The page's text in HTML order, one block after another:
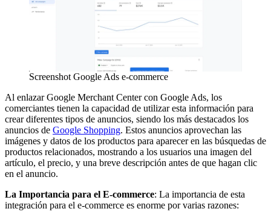
Screenshot Google Ads e-commerce
Al enlazar Google Merchant Center con Google Ads, los
comerciantes tienen la capacidad de utilizar esta información para
crear diferentes tipos de anuncios, siendo los más destacados los
anuncios de Google Shopping. Estos anuncios aprovechan las
imágenes y datos de los productos para aparecer en las búsquedas de
productos relacionados, mostrando a los usuarios una imagen del
artículo, el precio, y una breve descripción antes de que hagan clic
en el anuncio.
La Importancia para el E-commerce: La importancia de esta
integración para el e-commerce es enorme por varias razones: